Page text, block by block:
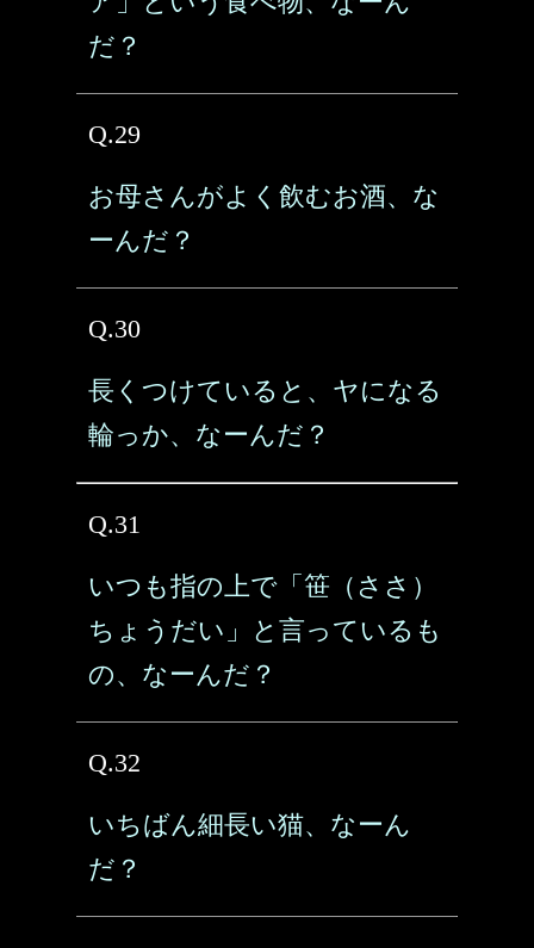
だ？
Q.29
お母さんがよく飲むお酒、な
ーんだ？
Q.30
長くつけていると、ヤになる
輪っか、なーんだ？
Q.31
いつも指の上で「笹（ささ）
ちょうだい」と言っているも
の、なーんだ？
Q.32
いちばん細長い猫、なーん
だ？